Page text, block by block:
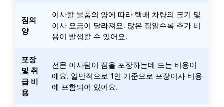
짐의
양
이사할 물품의 양에 따라 택배 차량의 크기 및
이사 요금이 달라져요. 많은 짐일수록 추가 비
용이 발생할 수 있어요.
포장
및 취
급 비
용
전문 이사팀이 짐을 포장하는데 드는 비용이
에요. 일반적으로 1인 기준으로 포장이사 비용
에 포함되어 있어요.